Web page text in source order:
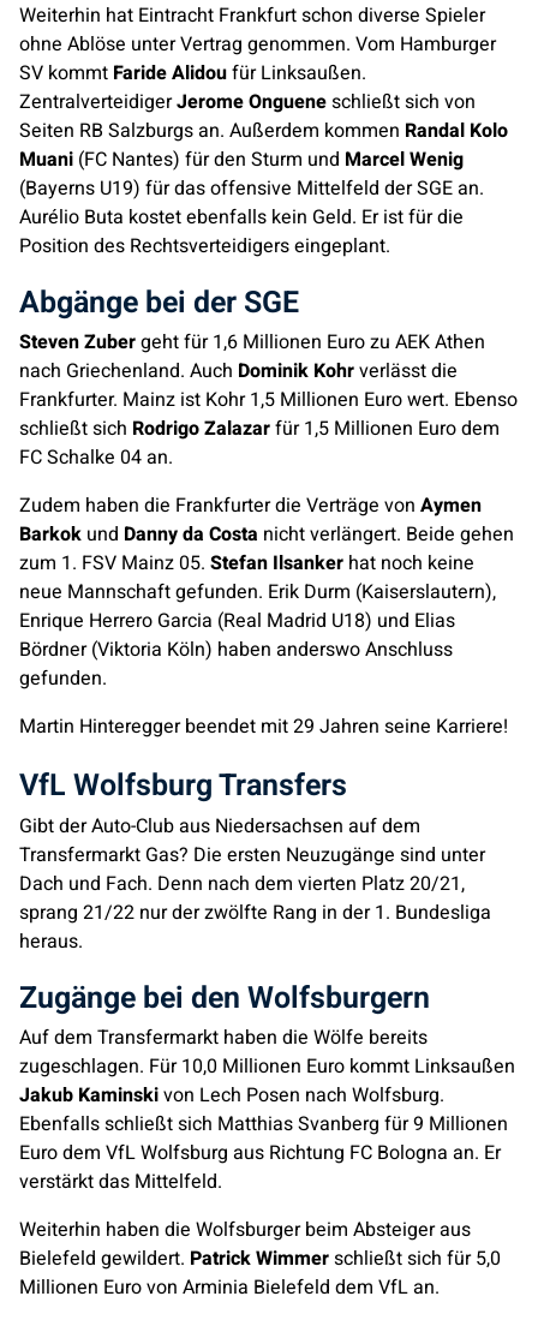
Weiterhin hat Eintracht Frankfurt schon diverse Spieler
ohne Ablöse unter Vertrag genommen. Vom Hamburger
SV kommt Faride Alidoufür Linksaußen.
ZentralverteidigerJerome Ongueneschließt sich von
Seiten RB Salzburgs an. Außerdem kommen Randal Kolo
Muani (FC Nantes) für den Sturm und Marcel Wenig
(Bayerns U19) für das offensive Mittelfeld der SGE an.
Aurélio Buta kostet ebenfalls kein Geld. Er ist für die
Position des Rechtsverteidigers eingeplant.
Abgänge bei der SGE
Steven Zubergeht für 1,6 Millionen Euro zu AEK Athen
nach Griechenland. Auch Dominik Kohrverlässt die
Frankfurter. Mainz ist Kohr 1,5 Millionen Euro wert. Ebenso
schließt sich Rodrigo Zalazarfür 1,5 Millionen Euro dem
FC Schalke 04 an.
Zudem haben die Frankfurter die Verträge von Aymen
Barkok und Danny da Costa nicht verlängert. Beide gehen
zum 1. FSV Mainz 05. Stefan Ilsanker hat noch keine
neue Mannschaft gefunden. Erik Durm (Kaiserslautern),
Enrique Herrero Garcia (Real Madrid U18) und Elias
Bördner (Viktoria Köln) haben anderswo Anschluss
gefunden.
Martin Hinteregger beendet mit 29 Jahren seine Karriere!
VfL Wolfsburg Transfers
Gibt der Auto-Club aus Niedersachsen auf dem
Transfermarkt Gas? Die ersten Neuzugänge sind unter
Dach und Fach. Denn nach dem vierten Platz 20/21,
sprang 21/22 nur der zwölfte Rang in der 1. Bundesliga
heraus.
Zugänge bei den Wolfsburgern
Auf dem Transfermarkt haben die Wölfe bereits
zugeschlagen. Für 10,0 Millionen Euro kommt Linksaußen
Jakub Kaminskivon Lech Posen nach Wolfsburg.
Ebenfalls schließt sich Matthias Svanberg für 9 Millionen
Euro dem VfL Wolfsburg aus Richtung FC Bologna an. Er
verstärkt das Mittelfeld.
Weiterhin haben die Wolfsburger beim Absteiger aus
Bielefeld gewildert. Patrick Wimmerschließt sich für 5,0
Millionen Euro von Arminia Bielefeld dem VfL an.